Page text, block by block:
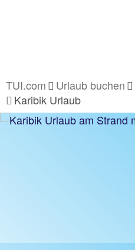
TUI.com Urlaub buchen
Karibik Urlaub